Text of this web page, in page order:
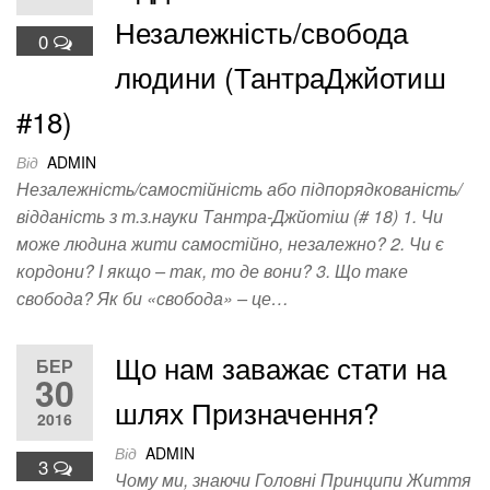
0
Незалежність/свобода
людини (ТантраДжйотиш
#18)
Від ADMIN
Незалежність/самостійність або підпорядкованість/
відданість з т.з.науки Тантра-Джйотіш (# 18) 1. Чи
може людина жити самостійно, незалежно? 2. Чи є
кордони? І якщо – так, то де вони? 3. Що таке
свобода? Як би «свобода» – це…
БЕР
30
2016
3
Що нам заважає стати на
шлях Призначення?
Від ADMIN
Чому ми, знаючи Головні Принципи Життя